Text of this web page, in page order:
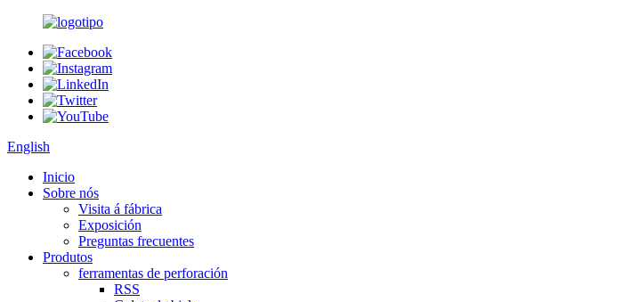
English
Inicio
Sobre nós
Visita á fábrica
Exposición
Preguntas frecuentes
Produtos
ferramentas de perforación
RSS